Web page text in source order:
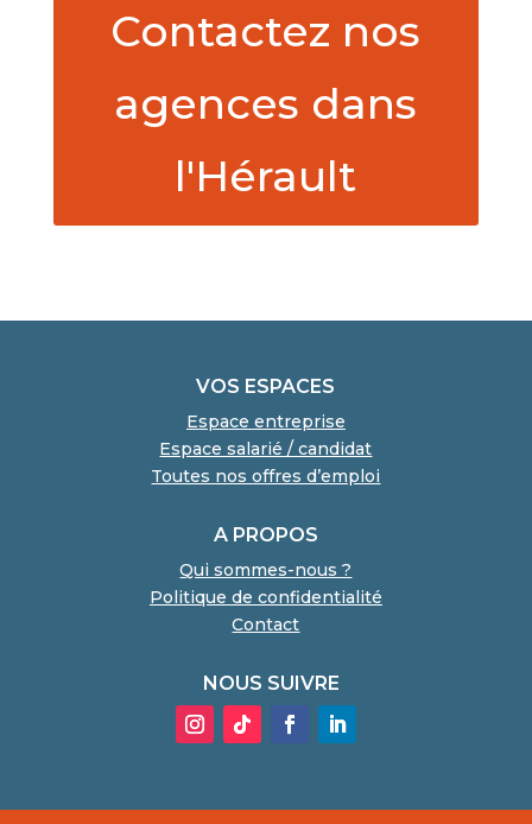
Contactez nos
agences dans
l'Hérault
VOS ESPACES
Espace entreprise
Espace salarié / candidat
Toutes nos offres d’emploi
A PROPOS
Qui sommes-nous ?
Politique de confidentialité
Contact
NOUS SUIVRE